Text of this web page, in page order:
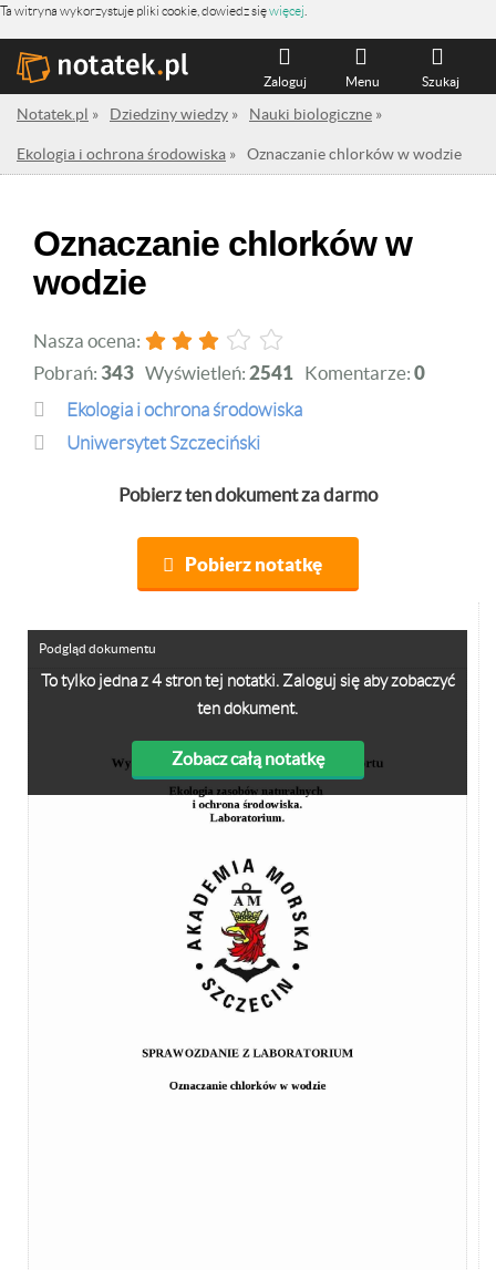
Ta witryna wykorzystuje pliki cookie, dowiedz sięwięcej
Szukaj
Menu
Zaloguj
Notatek.pl » Dziedziny wiedzy » Nauki biologiczne »
Ekologia i ochrona środowiska » Oznaczanie chlorków w wodzie
Oznaczanie chlorków w
wodzie
Nasza ocena:
Pobrań: 343 Wyświetleń: 2541 Komentarze: 0
Ekologia i ochrona środowiska
Uniwersytet Szczeciński
Pobierz ten dokument za darmo
Pobierz notatkę
To tylko jedna z 4 stron tej notatki. Zaloguj się aby zobaczyć
ten dokument.
Zobacz całą notatkę
Podgląd dokumentu